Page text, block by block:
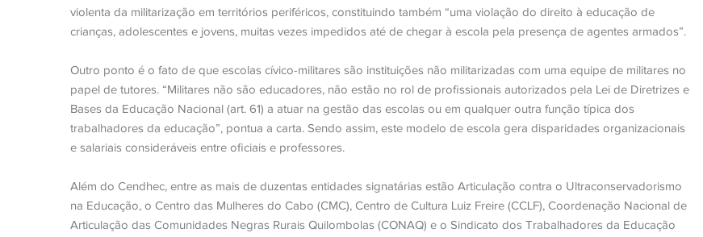
violenta da militarização em territórios periféricos, constituindo também “uma violação do direito à educação de
crianças, adolescentes e jovens, muitas vezes impedidos até de chegar à escola pela presença de agentes armados”.
Outro ponto é o fato de que escolas cívico-militares são instituições não militarizadas com uma equipe de militares no
papel de tutores. “Militares não são educadores, não estão no rol de profissionais autorizados pela Lei de Diretrizes e
Bases da Educação Nacional (art. 61) a atuar na gestão das escolas ou em qualquer outra função típica dos
trabalhadores da educação”, pontua a carta. Sendo assim, este modelo de escola gera disparidades organizacionais
e salariais consideráveis entre oficiais e professores.
Além do Cendhec, entre as mais de duzentas entidades signatárias estão Articulação contra o Ultraconservadorismo
na Educação, o Centro das Mulheres do Cabo (CMC), Centro de Cultura Luiz Freire (CCLF), Coordenação Nacional de
Articulação das Comunidades Negras Rurais Quilombolas (CONAQ) e o Sindicato dos Trabalhadores da Educação